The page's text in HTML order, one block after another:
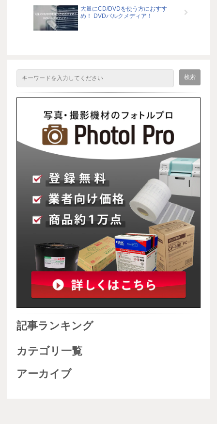
大量にCD/DVDを使う方におすす
め！ DVDバルクメディア！
記事ランキング
カテゴリ一覧
アーカイブ